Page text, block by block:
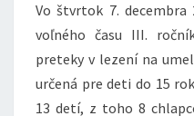
Vo štvrtok 7. decembra
voľného času III.
preteky v lezení na
určená pre deti do 15
13 detí, z toho 8